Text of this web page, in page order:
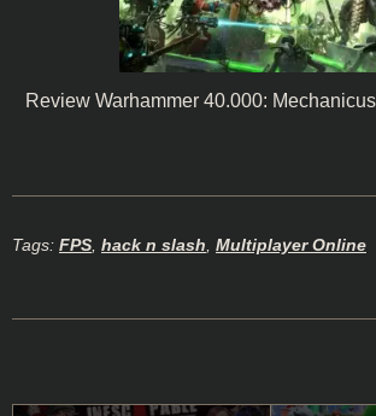
Review Warhammer 40.000:
Tags: FPS hack n slash Multiplayer Online